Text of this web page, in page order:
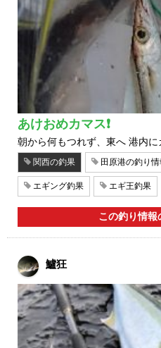
あけおめカマス❗
朝から何もつれず、東へ 港内に
関西の釣果 田原港の釣り情
エギング釣果 エギ王釣果
この釣り情報
鱸狂